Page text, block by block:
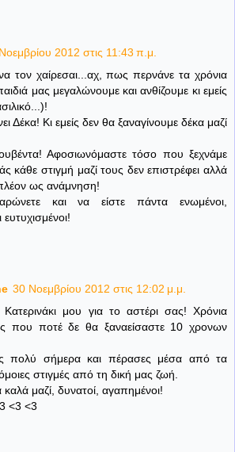
2012 στις 11:43 π.μ.
τον χαίρεσαι...αχ, πως περνάνε τα χρόνια
μας μεγαλώνουμε και ανθίζουμε κι εμείς
Δέκα! Κι εμείς δεν θα ξαναγίνουμε δέκα μαζί
Αφοσιωνόμαστε τόσο που ξεχνάμε
κάθε στιγμή μαζί τους δεν επιστρέφει αλλά
ως ανάμνηση!
και να είστε πάντα ενωμένοι,
30 Νοεμβρίου 2012 στις 12:02 μ.μ.
μου για το αστέρι σας! Χρόνια
που ποτέ δε θα ξαναείσαστε 10 χρονων
πολύ σήμερα και πέρασες μέσα από τα
στιγμές από τη δική μας ζωή.
μαζί, δυνατοί, αγαπημένοι!
<3 <3